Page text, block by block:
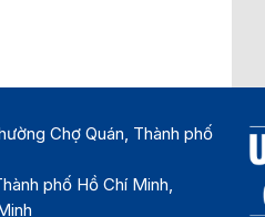
Chợ Quán, Thành phố
phố Hồ Chí Minh,